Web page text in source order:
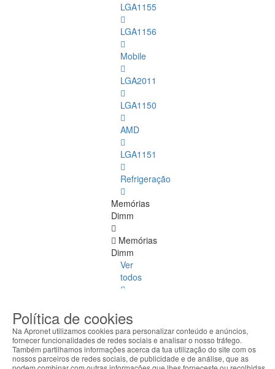
LGA1155
LGA1156
Mobile
LGA2011
LGA1150
AMD
LGA1151
Refrigeração
Memórias
Dimm
Memórias
Dimm
Ver
todos
4
ECC
DDR
1
Política de cookies
Na Apronet utilizamos cookies para personalizar conteúdo e anúncios,
fornecer funcionalidades de redes sociais e analisar o nosso tráfego.
Também partilhamos informações acerca da tua utilização do site com os
nossos parceiros de redes sociais, de publicidade e de análise, que as